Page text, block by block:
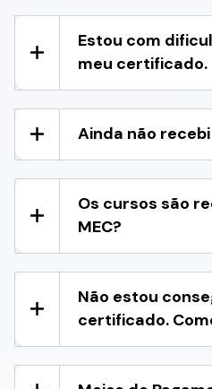
Estou com
meu certificado.
Ainda não
Os cursos são
MEC?
Não estou
certificado.